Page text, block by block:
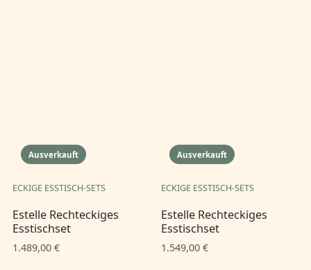
Ausverkauft
ECKIGE ESSTISCH-SETS
Estelle Rechteckiges
Esstischset
1.489,00 €
Ausverkauft
ECKIGE ESSTISCH-SETS
Estelle Rechteckiges
Esstischset
1.549,00 €